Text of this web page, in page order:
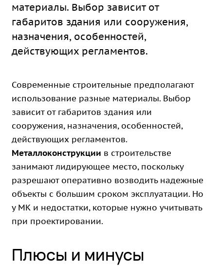
материалы. Выбор зависит от
габаритов здания или сооружения,
назначения, особенностей,
действующих регламентов.
Современные строительные предполагают
использование разные материалы. Выбор
зависит от габаритов здания или
сооружения, назначения, особенностей,
действующих регламентов.
Металлоконструкции в строительстве
занимают лидирующее место, поскольку
разрешают оперативно возводить надежные
объекты с большим сроком эксплуатации. Но
у МК и недостатки, которые нужно учитывать
при проектировании.
Плюсы и минусы